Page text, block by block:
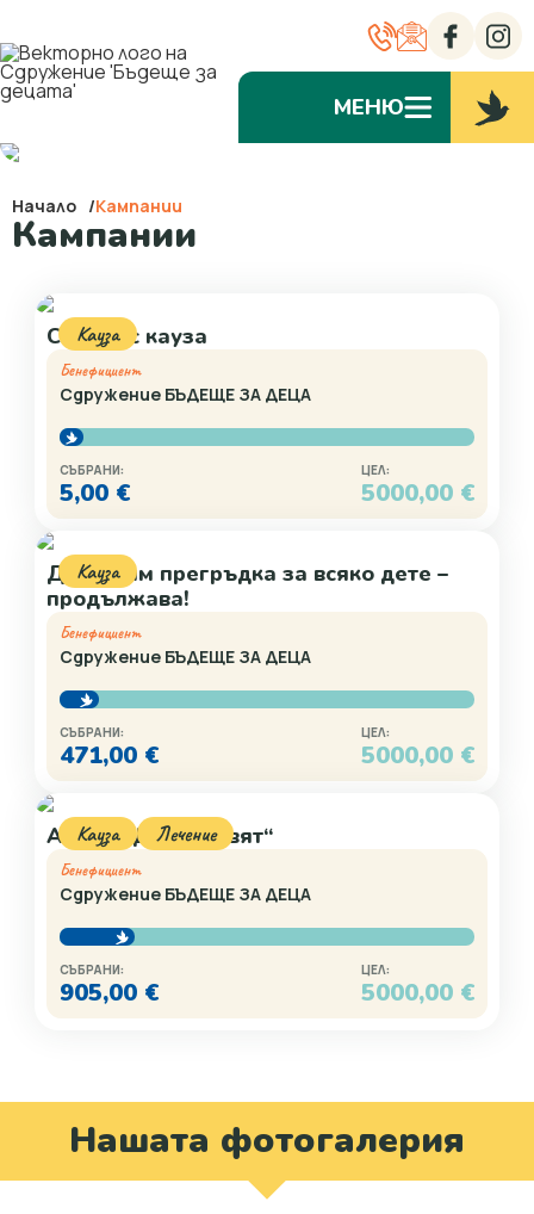
МЕНЮ
Начало Кампании
Кампании
Кауза
Сватба с кауза
Бенефициент
Сдружение БЪДЕЩЕ ЗА ДЕЦА
СЪБРАНИ:
5,00 €
ЦЕЛ:
5000,00 €
Кауза
Да дарим прегръдка за всяко дете –
продължава!
Бенефициент
Сдружение БЪДЕЩЕ ЗА ДЕЦА
СЪБРАНИ:
471,00 €
ЦЕЛ:
5000,00 €
Кауза Лечение
Акция „Детски свят“
Бенефициент
Сдружение БЪДЕЩЕ ЗА ДЕЦА
СЪБРАНИ:
905,00 €
ЦЕЛ:
5000,00 €
Нашата фотогалерия